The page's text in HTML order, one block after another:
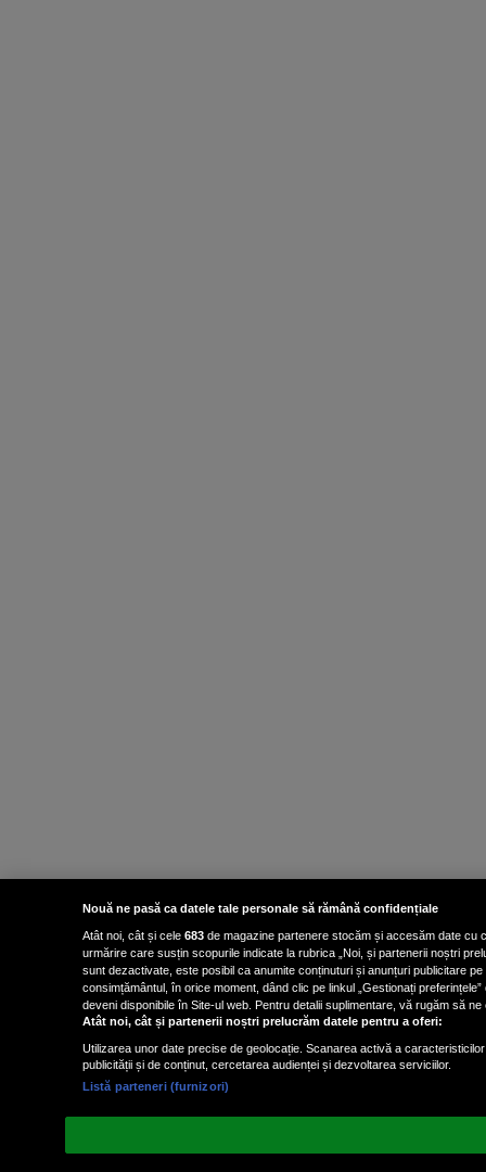
Nouă ne pasă ca datele tale personale să rămână confidențiale
Atât noi, cât și cele 683 de magazine partenere stocăm și accesăm date cu
urmărire care susțin scopurile indicate la rubrica „Noi, și partenerii noștri
sunt dezactivate, este posibil ca anumite conținuturi și anunțuri publicitare
consimțământul, în orice moment, dând clic pe linkul „Gestionați
deveni disponibile în Site-ul web. Pentru detalii suplimentare, vă rugăm să
Atât noi, cât și partenerii noștri prelucrăm datele pentru a oferi:
Utilizarea unor date precise de geolocație. Scanarea activă a
publicității și de conținut, cercetarea audienței și dezvoltarea serviciilor.
Listă parteneri (furnizori)